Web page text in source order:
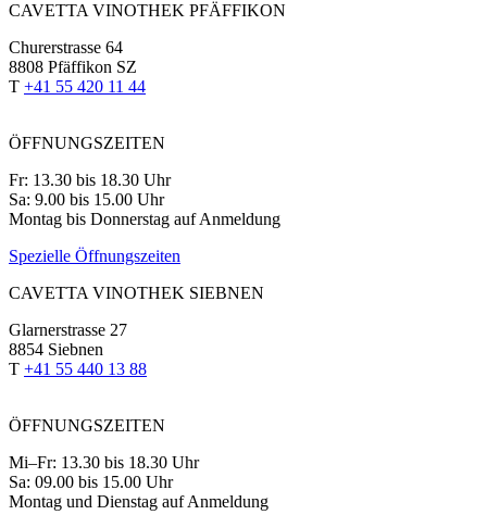
CAVETTA VINOTHEK PFÄFFIKON
Churerstrasse 64
8808 Pfäffikon SZ
T +41 55 420 11 44
ÖFFNUNGSZEITEN
Fr: 13.30 bis 18.30 Uhr
Sa: 9.00 bis 15.00 Uhr
Montag bis Donnerstag auf Anmeldung
Spezielle Öffnungszeiten
CAVETTA VINOTHEK SIEBNEN
Glarnerstrasse 27
8854 Siebnen
T +41 55 440 13 88
ÖFFNUNGSZEITEN
Mi–Fr: 13.30 bis 18.30 Uhr
Sa: 09.00 bis 15.00 Uhr
Montag und Dienstag auf Anmeldung